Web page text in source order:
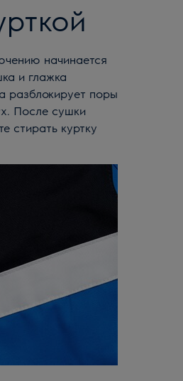
и глажка
разблокирует поры
После сушки
стирать куртку